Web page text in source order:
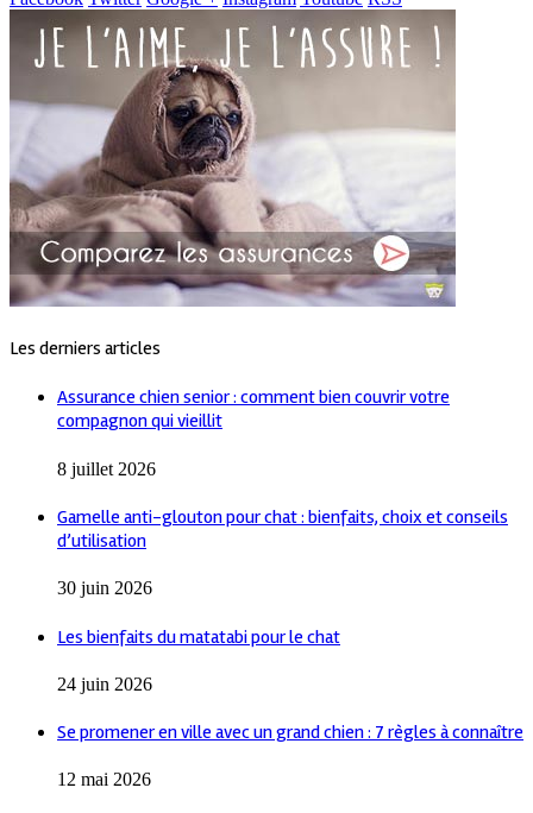
Les derniers articles
Assurance chien senior : comment bien couvrir votre
compagnon qui vieillit
8 juillet 2026
Gamelle anti-glouton pour chat : bienfaits, choix et conseils
d’utilisation
30 juin 2026
Les bienfaits du matatabi pour le chat
24 juin 2026
Se promener en ville avec un grand chien : 7 règles à connaître
12 mai 2026